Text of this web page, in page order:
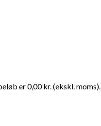
er 0,00 kr. (ekskl. moms).